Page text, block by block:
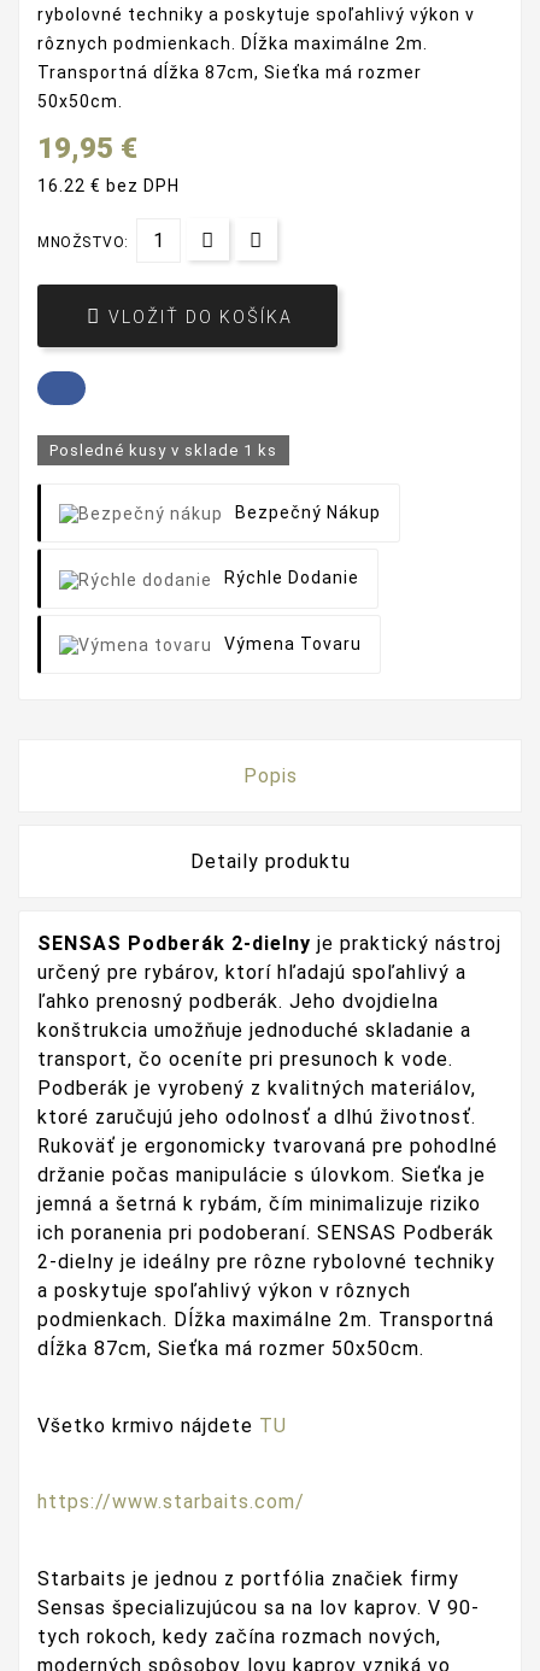
rybolovné techniky a poskytuje spoľahlivý výkon v
rôznych podmienkach. Dĺžka maximálne 2m.
Transportná dĺžka 87cm, Sieťka má rozmer
50x50cm.
19,95 €
16.22 € bez DPH
MNOŽSTVO:
 VLOŽIŤ DO KOŠÍKA
Posledné kusy v sklade 1 ks
Bezpečný Nákup
Rýchle Dodanie
Výmena Tovaru
Popis
Detaily produktu
SENSAS Podberák 2-dielny je praktický nástroj
určený pre rybárov, ktorí hľadajú spoľahlivý a
ľahko prenosný podberák. Jeho dvojdielna
konštrukcia umožňuje jednoduché skladanie a
transport, čo oceníte pri presunoch k vode.
Podberák je vyrobený z kvalitných materiálov,
ktoré zaručujú jeho odolnosť a dlhú životnosť.
Rukoväť je ergonomicky tvarovaná pre pohodlné
držanie počas manipulácie s úlovkom. Sieťka je
jemná a šetrná k rybám, čím minimalizuje riziko
ich poranenia pri podoberaní. SENSAS Podberák
2-dielny je ideálny pre rôzne rybolovné techniky
a poskytuje spoľahlivý výkon v rôznych
podmienkach. Dĺžka maximálne 2m. Transportná
dĺžka 87cm, Sieťka má rozmer 50x50cm.
Všetko krmivo nájdete TU
https://www.starbaits.com/
Starbaits je jednou z portfólia značiek firmy
Sensas špecializujúcou sa na lov kaprov. V 90-
tych rokoch, kedy začína rozmach nových,
moderných spôsobov lovu kaprov vzniká vo